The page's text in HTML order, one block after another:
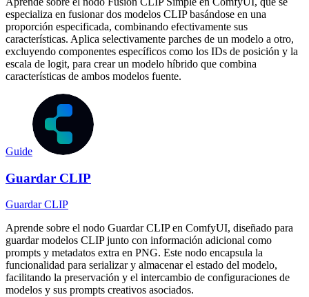
especializa en fusionar dos modelos CLIP basándose en una
proporción especificada, combinando efectivamente sus
características. Aplica selectivamente parches de un modelo a otro,
excluyendo componentes específicos como los IDs de posición y la
escala de logit, para crear un modelo híbrido que combina
características de ambos modelos fuente.
Guide
Guardar CLIP
Guardar CLIP
Aprende sobre el nodo Guardar CLIP en ComfyUI, diseñado para
guardar modelos CLIP junto con información adicional como
prompts y metadatos extra en PNG. Este nodo encapsula la
funcionalidad para serializar y almacenar el estado del modelo,
facilitando la preservación y el intercambio de configuraciones de
modelos y sus prompts creativos asociados.